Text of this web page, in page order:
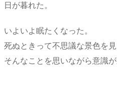
日が暮れた。
いよいよ眠たくなった。
死ぬときって不思議な景色を見
そんなことを思いながら意識が